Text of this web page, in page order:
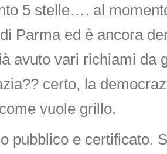
5 stelle…. al
Parma ed è ancora
avuto vari richiami da
certo, la
vuole grillo.
pubblico e certificato.